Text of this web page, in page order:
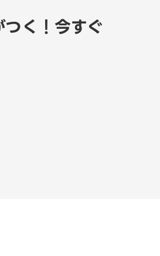
く！今すぐ